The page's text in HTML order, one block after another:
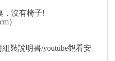
，沒有椅子!
）
裝說明書/youtube觀看安